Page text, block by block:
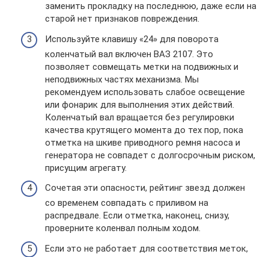
заменить прокладку на последнюю, даже если на
старой нет признаков повреждения.
Используйте клавишу «24» для поворота
коленчатый вал включен ВАЗ 2107. Это
позволяет совмещать метки на подвижных и
неподвижных частях механизма. Мы
рекомендуем использовать слабое освещение
или фонарик для выполнения этих действий.
Коленчатый вал вращается без регулировки
качества крутящего момента до тех пор, пока
отметка на шкиве приводного ремня насоса и
генератора не совпадет с долгосрочным риском,
присущим агрегату.
Сочетая эти опасности, рейтинг звезд должен
со временем совпадать с приливом на
распредвале. Если отметка, наконец, снизу,
проверните коленвал полным ходом.
Если это не работает для соответствия меток,